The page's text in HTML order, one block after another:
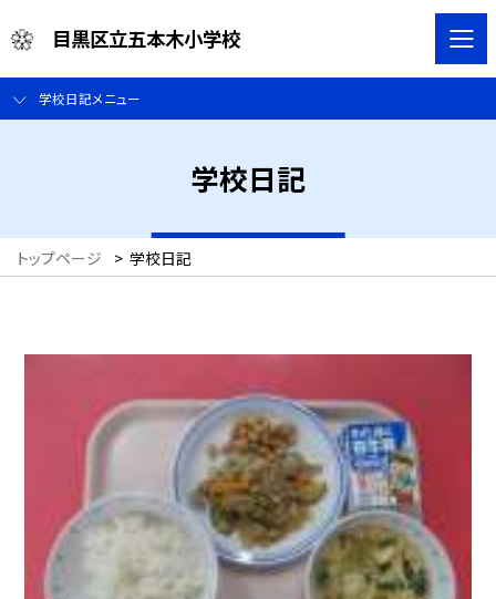
目黒区立五本木小学校
学校日記メニュー
学校日記
トップページ > 学校日記